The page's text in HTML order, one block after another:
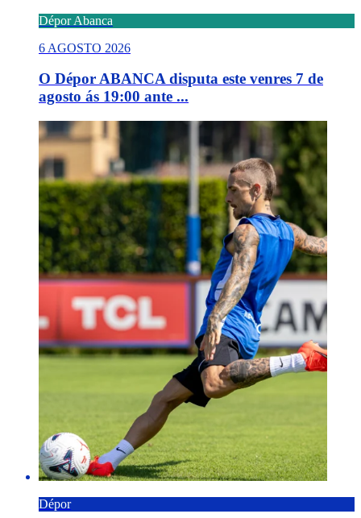
Dépor Abanca
6 AGOSTO 2026
O Dépor ABANCA disputa este venres 7 de
agosto ás 19:00 ante ...
Dépor